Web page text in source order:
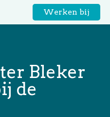
Werken bij
Bleker
de